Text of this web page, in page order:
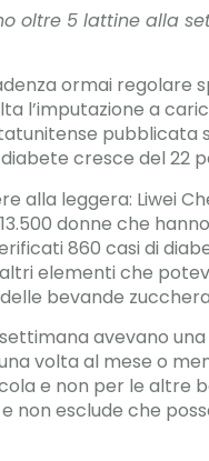
oltre 5 lattine alla
ormai regolare
l’imputazione a
pubblicata
cresce del 22
alla leggera: Liwei
donne che
860 casi di
elementi che
bevande
avevano
volta al mese o
e non per le altre
non esclude che